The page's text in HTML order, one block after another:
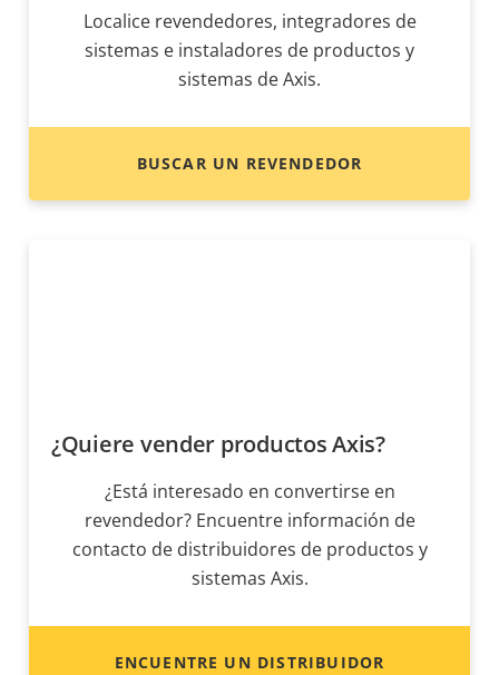
Localice revendedores, integradores de
sistemas e instaladores de productos y
sistemas de Axis.
BUSCAR UN REVENDEDOR
¿Quiere vender productos Axis?
¿Está interesado en convertirse en
revendedor? Encuentre información de
contacto de distribuidores de productos y
sistemas Axis.
ENCUENTRE UN DISTRIBUIDOR